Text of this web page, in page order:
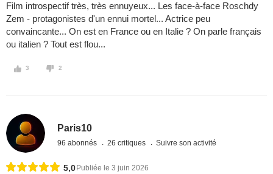
Film introspectif très, très ennuyeux... Les face-à-face Roschdy
Zem - protagonistes d'un ennui mortel... Actrice peu
convaincante... On est en France ou en Italie ? On parle français
ou italien ? Tout est flou...
3 2
Paris10
96 abonnés 26 critiques Suivre son activité
5,0 Publiée le 3 juin 2026